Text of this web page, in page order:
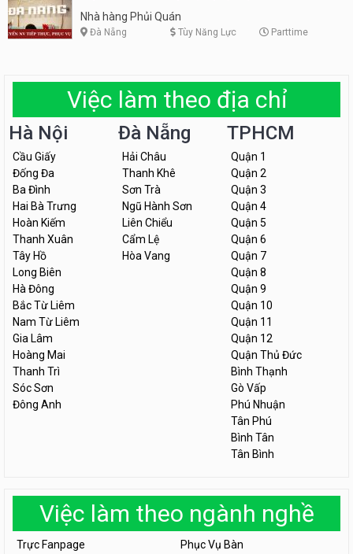
Nhà hàng Phủi Quán
Đà Nẵng Tùy Năng Lực Parttime
Việc làm theo địa chỉ
Hà Nội
Cầu Giấy
Đống Đa
Ba Đình
Hai Bà Trưng
Hoàn Kiếm
Thanh Xuân
Tây Hồ
Long Biên
Hà Đông
Bắc Từ Liêm
Nam Từ Liêm
Gia Lâm
Hoàng Mai
Thanh Trì
Sóc Sơn
Đông Anh
Đà Nẵng
Hải Châu
Thanh Khê
Sơn Trà
Ngũ Hành Sơn
Liên Chiểu
Cẩm Lệ
Hòa Vang
TPHCM
Quận 1
Quận 2
Quận 3
Quận 4
Quận 5
Quận 6
Quận 7
Quận 8
Quận 9
Quận 10
Quận 11
Quận 12
Quận Thủ Đức
Bình Thạnh
Gò Vấp
Phú Nhuận
Tân Phú
Bình Tân
Tân Bình
Việc làm theo ngành nghề
Trực Fanpage
Phục Vụ Bàn